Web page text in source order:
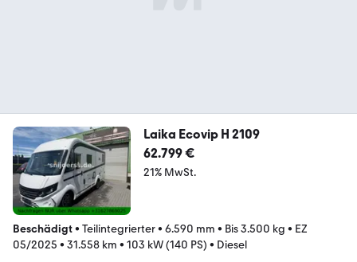
Laika Ecovip H 2109
62.799 €
21% MwSt.
Beschädigt• Teilintegrierter• 6.590 mm • Bis 3.500 kg • EZ
05/2025 • 31.558 km • 103 kW (140 PS) • Diesel